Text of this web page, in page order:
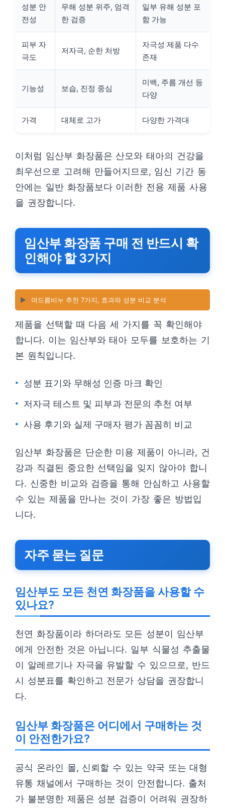
성분 안
전성
무해 성분 위주, 엄격
한 검증
일부 유해 성분 포
함 가능
피부 자
극도
저자극, 순한 처방
자극성 제품 다수
존재
기능성 보습, 진정 중심
미백, 주름 개선 등
다양
가격 대체로 고가 다양한 가격대
이처럼 임산부 화장품은 산모와 태아의 건강을
최우선으로 고려해 만들어지므로, 임신 기간 동
안에는 일반 화장품보다 이러한 전용 제품 사용
을 권장합니다.
임산부 화장품 구매 전 반드시 확
인해야 할 3가지
▶️ 여드름비누 추천 7가지, 효과와 성분 비교 분석
제품을 선택할 때 다음 세 가지를 꼭 확인해야
합니다. 이는 임산부와 태아 모두를 보호하는 기
본 원칙입니다.
성분 표기와 무해성 인증 마크 확인
저자극 테스트 및 피부과 전문의 추천 여부
사용 후기와 실제 구매자 평가 꼼꼼히 비교
임산부 화장품은 단순한 미용 제품이 아니라, 건
강과 직결된 중요한 선택임을 잊지 않아야 합니
다. 신중한 비교와 검증을 통해 안심하고 사용할
수 있는 제품을 만나는 것이 가장 좋은 방법입
니다.
자주 묻는 질문
임산부도 모든 천연 화장품을 사용할 수
있나요?
천연 화장품이라 하더라도 모든 성분이 임산부
에게 안전한 것은 아닙니다. 일부 식물성 추출물
이 알레르기나 자극을 유발할 수 있으므로, 반드
시 성분표를 확인하고 전문가 상담을 권장합니
다.
임산부 화장품은 어디에서 구매하는 것
이 안전한가요?
공식 온라인 몰, 신뢰할 수 있는 약국 또는 대형
유통 채널에서 구매하는 것이 안전합니다. 출처
가 불분명한 제품은 성분 검증이 어려워 권장하